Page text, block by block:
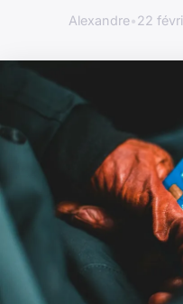
Alexandre•22